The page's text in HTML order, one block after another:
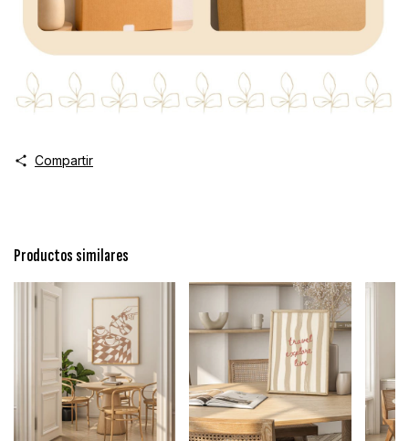
Compartir
Productos similares